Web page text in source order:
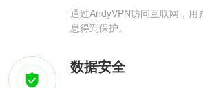
通过AndyVPN访问互联网，用
息得到保护。
数据安全